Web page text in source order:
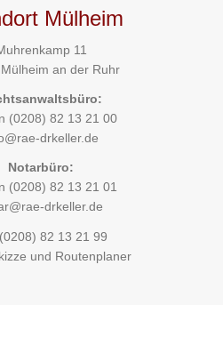
Mülheim
11
an der Ruhr
(0208) 82 13 21 00
drkeller.de
Notarbüro:
(0208) 82 13 21 01
drkeller.de
82 13 21 99
und Routenplaner